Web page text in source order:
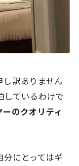
し訳ありません
しているわけで
のクオリティ
にとってはギ